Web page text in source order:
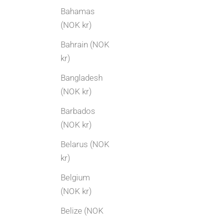
Bahamas
(NOK kr)
Bahrain (NOK
kr)
Bangladesh
(NOK kr)
Barbados
(NOK kr)
Belarus (NOK
kr)
Belgium
(NOK kr)
Belize (NOK